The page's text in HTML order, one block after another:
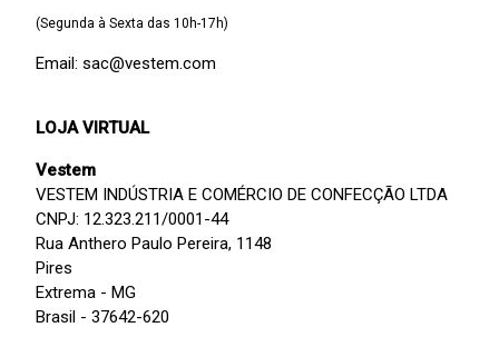
(Segunda à Sexta das 10h-17h)
Email: sac@vestem.com
LOJA VIRTUAL
Vestem
VESTEM INDÚSTRIA E COMÉRCIO DE CONFECÇÃO LTDA
CNPJ: 12.323.211/0001-44
Rua Anthero Paulo Pereira, 1148
Pires
Extrema - MG
Brasil - 37642-620